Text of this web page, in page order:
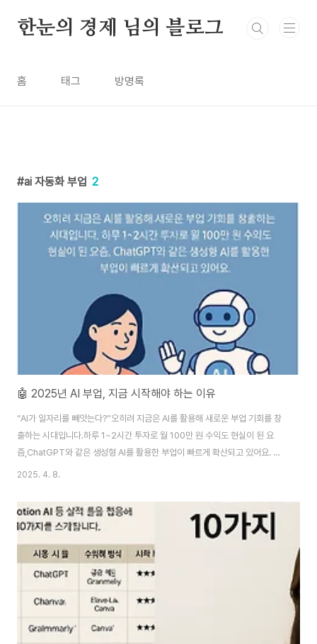
한눈의 경제 님의 블로그
홈 태그 방명록
ai 자동화 부업 2
🤖 2025년 AI 부업, 지금 시작해야 하는 이유
“AI가 일자리를 빼앗는다?”오히려 지금은 AI를 활용해 새로운 부업 기회를 창
출하는 시대입니다.하루 1~2시간 투자로 월 100만 원 수익도 현실이 된 요
즘,ChatGPT와 같은 생성형 AI를 활용한 부업이 빠르게 확산되고 있어요. ✅
1. ChatGPT로 돈 버는 방법ChatGPT는 단순한 대화형 AI를 넘어콘텐츠 제
다.프롬프트 마켓: 프롬프트를 만들어 판매 (예: PromptBase)전자책/노션템
플릿 판매: PDF 콘텐츠 자동 생성 후 수익화블로그 글 자동 작성: SEO 키워드
기반 글 생성 + 애드센스 수익💡 ChatGPT 사용법만 익혀도 수익 구조 만들
기 충분합니다!✅ 2. AI 자동화로 가능한 부업 종류AI는 시간..
2025. 4. 8.